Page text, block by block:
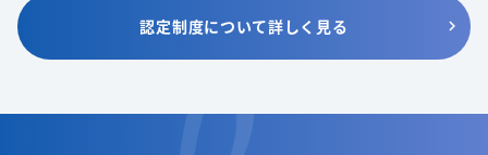
認定制度について詳しく見る